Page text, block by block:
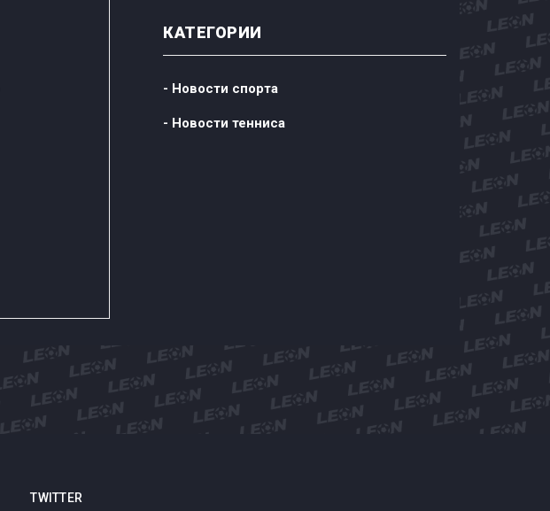
КАТЕГОРИИ
- Новости спорта
- Новости тенниса
TWITTER